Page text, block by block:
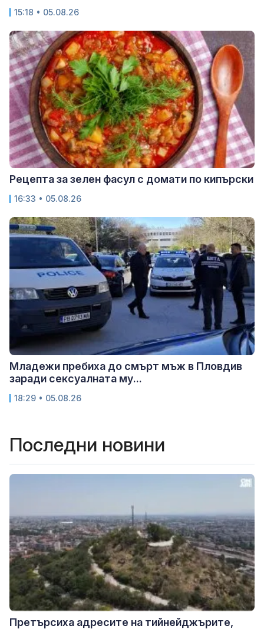
15:18 • 05.08.26
Рецепта за зелен фасул с домати по кипърски
16:33 • 05.08.26
Младежи пребиха до смърт мъж в Пловдив
заради сексуалната му...
18:29 • 05.08.26
Последни новини
Претърсиха адресите на тийнейджърите,